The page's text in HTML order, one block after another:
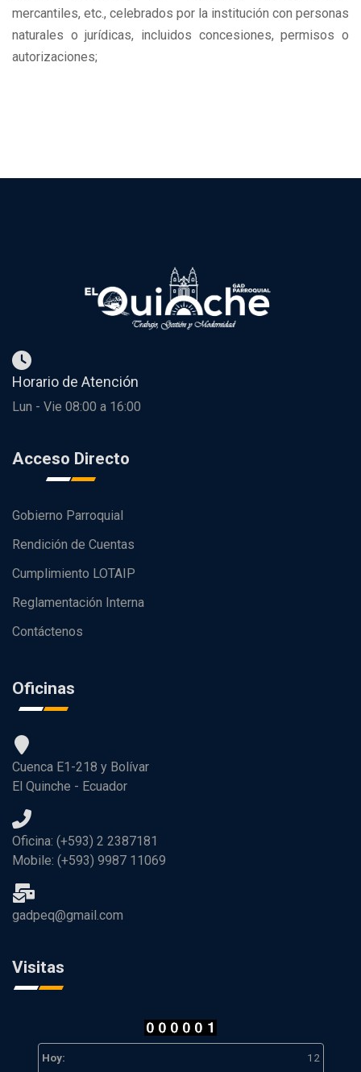
mercantiles, etc., celebrados por la institución con personas
naturales o jurídicas, incluidos concesiones, permisos o
autorizaciones;
Horario de Atención
Lun - Vie 08:00 a 16:00
Acceso Directo
Gobierno Parroquial
Rendición de Cuentas
Cumplimiento LOTAIP
Reglamentación Interna
Contáctenos
Oficinas
Cuenca E1-218 y Bolívar
El Quinche - Ecuador
Oficina: (+593) 2 2387181
Mobile: (+593) 9987 11069
gadpeq@gmail.com
Visitas
Hoy:
12